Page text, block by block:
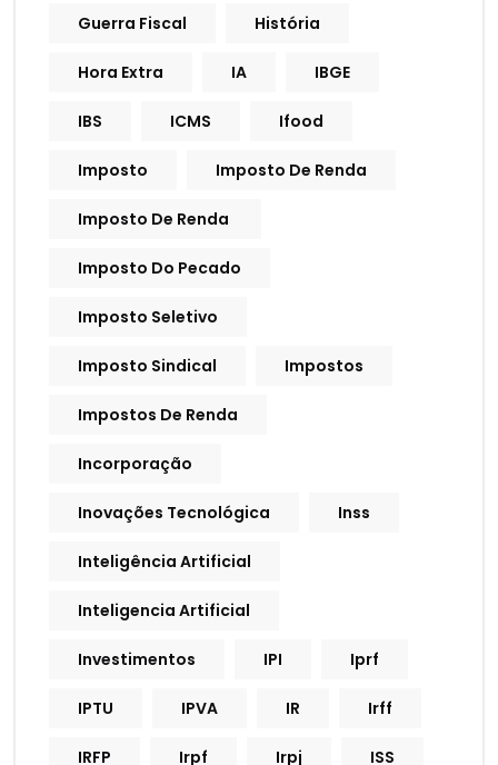
Guerra Fiscal História
Hora Extra IA IBGE
IBS ICMS Ifood
Imposto Imposto De Renda
Imposto De Renda
Imposto Do Pecado
Imposto Seletivo
Imposto Sindical Impostos
Impostos De Renda
Incorporação
Inovações Tecnológica Inss
Inteligência Artificial
Inteligencia Artificial
Investimentos IPI Iprf
IPTU IPVA IR Irff
IRFP Irpf Irpj ISS